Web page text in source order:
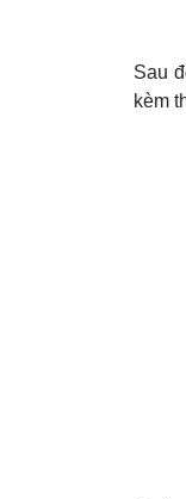
Sau
kèm